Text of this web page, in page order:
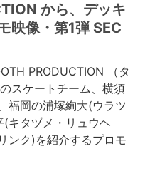
から、デッキ
映像・第1弾 SEC
PRODUCTION （タ
スケートチーム、横須
福岡の浦塚絢大(ウラツ
(キタヅメ・リュウヘ
ンク)を紹介するプロモ